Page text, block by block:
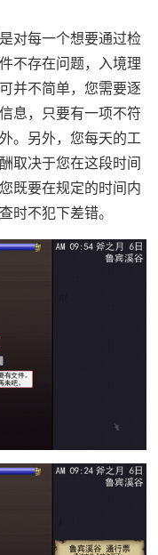
对每一个想要通过检
不存在问题，入境理
并不简单，您需要逐
息，只要有一项不符
。另外，您每天的工
取决于您在这段时间
既要在规定的时间内
时不犯下差错。